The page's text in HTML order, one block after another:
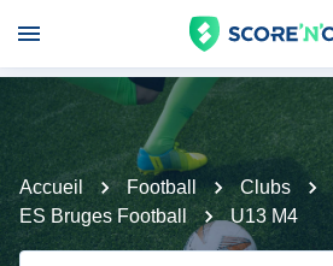
Accueil Football Clubs
ES Bruges Football
U13 M4